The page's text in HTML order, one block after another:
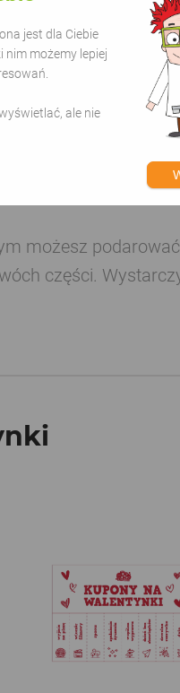
jest dla Ciebie
nim możemy lepiej
ale nie
możesz
części.